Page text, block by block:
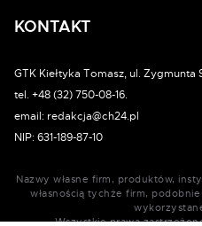
KONTAKT
GTK Kiełtyka Tomasz, ul. Zygmunta
tel. +48 (32) 750-08-16.
email: redakcja@ch24.pl
NIP: 631-189-87-10
Nazwy własne firm, produktów,
własnością tychże firm,
Wszystkie prawa